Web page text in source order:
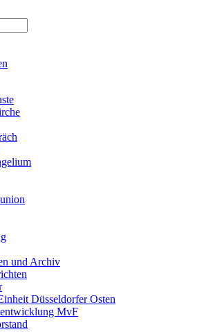
und Archiv
Düsseldorfer Osten
MvF